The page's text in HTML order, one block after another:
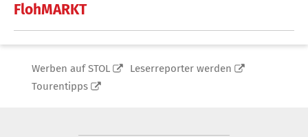
FlohMARKT
Werben auf STOL
Leserreporter werden
Tourentipps